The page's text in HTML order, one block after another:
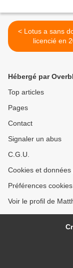
< Lotus a sans doute trop
licencié en
Hébergé par
Top articles
Pages
Contact
Signaler un abus
C.G.U.
Cookies et
Préférences cookies
Voir le profil de